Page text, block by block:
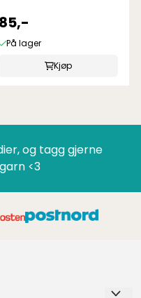
85,-
På lager
Kjøp
og tagg gjerne
<3